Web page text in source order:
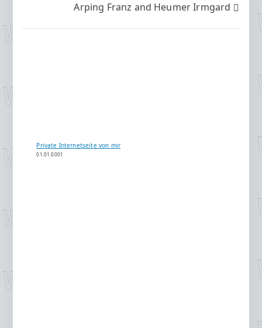
Arping Franz and Heumer Irmgard
Private Internetseite von mir
01.01.0001